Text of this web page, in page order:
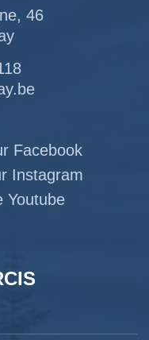
46
Facebook
Instagram
Youtube